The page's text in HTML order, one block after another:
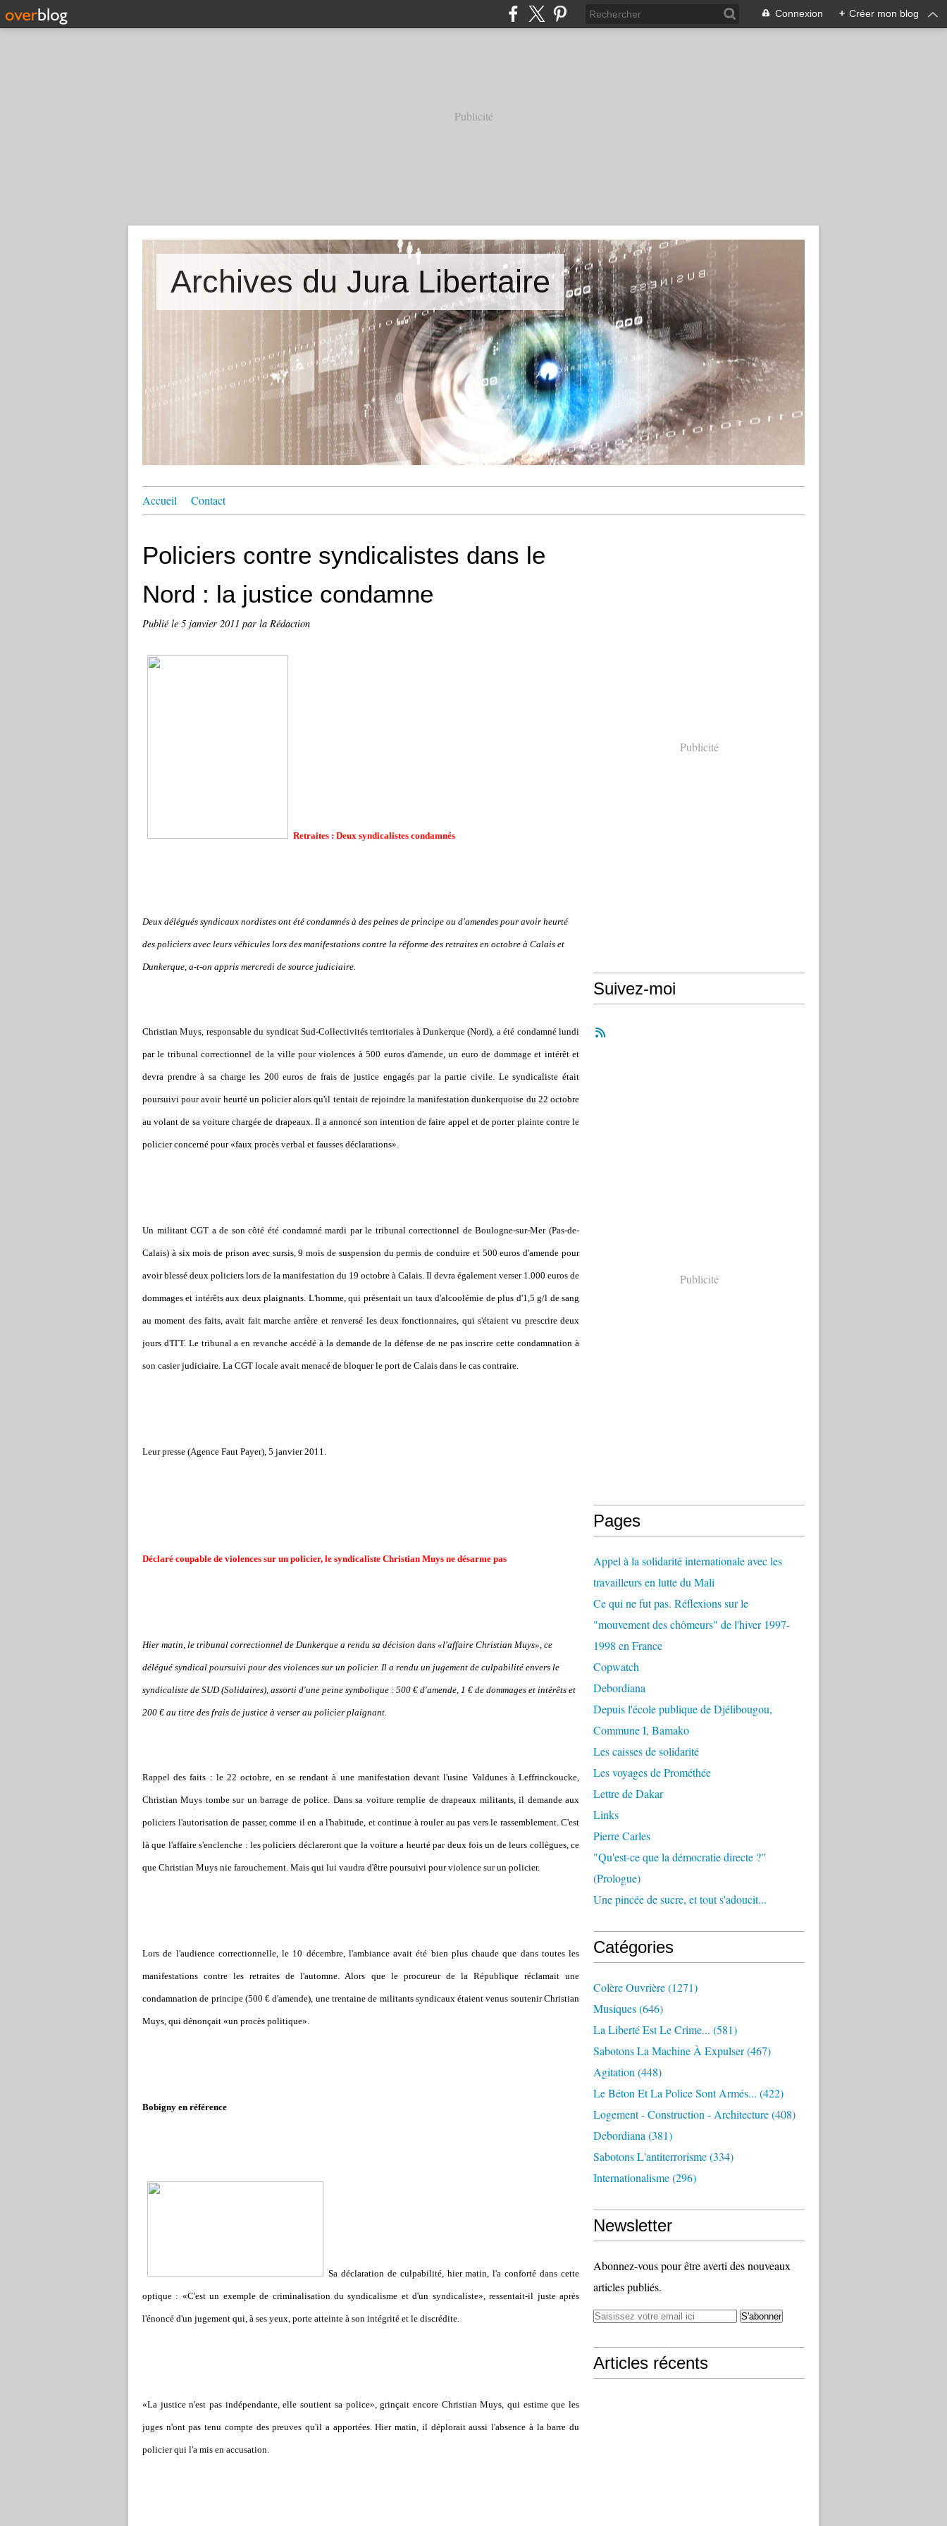
Connexion + Créer mon blog
Publicité
Archives du Jura Libertaire
Accueil Contact
Policiers contre syndicalistes dans le
Nord : la justice condamne
Publié le 5 janvier 2011 par la Rédaction
Retraites : Deux syndicalistes condamnés
Deux délégués syndicaux nordistes ont été condamnés à des peines de principe ou d'amendes pour avoir heurté
des policiers avec leurs véhicules lors des manifestations contre la réforme des retraites en octobre à Calais et
Dunkerque, a-t-on appris mercredi de source judiciaire.
Christian Muys, responsable du syndicat Sud-Collectivités territoriales à Dunkerque (Nord), a été condamné lundi
par le tribunal correctionnel de la ville pour violences à 500 euros d'amende, un euro de dommage et intérêt et
devra prendre à sa charge les 200 euros de frais de justice engagés par la partie civile. Le syndicaliste était
poursuivi pour avoir heurté un policier alors qu'il tentait de rejoindre la manifestation dunkerquoise du 22 octobre
au volant de sa voiture chargée de drapeaux. Il a annoncé son intention de faire appel et de porter plainte contre le
policier concerné pour «faux procès verbal et fausses déclarations».
Un militant CGT a de son côté été condamné mardi par le tribunal correctionnel de Boulogne-sur-Mer (Pas-de-
Calais) à six mois de prison avec sursis, 9 mois de suspension du permis de conduire et 500 euros d'amende pour
avoir blessé deux policiers lors de la manifestation du 19 octobre à Calais. Il devra également verser 1.000 euros de
dommages et intérêts aux deux plaignants. L'homme, qui présentait un taux d'alcoolémie de plus d'1,5 g/l de sang
au moment des faits, avait fait marche arrière et renversé les deux fonctionnaires, qui s'étaient vu prescrire deux
jours d'ITT. Le tribunal a en revanche accédé à la demande de la défense de ne pas inscrire cette condamnation à
son casier judiciaire. La CGT locale avait menacé de bloquer le port de Calais dans le cas contraire.
Leur presse (Agence Faut Payer), 5 janvier 2011.
Déclaré coupable de violences sur un policier, le syndicaliste Christian Muys ne désarme pas
Hier matin, le tribunal correctionnel de Dunkerque a rendu sa décision dans «l'affaire Christian Muys», ce
délégué syndical poursuivi pour des violences sur un policier. Il a rendu un jugement de culpabilité envers le
syndicaliste de SUD (Solidaires), assorti d'une peine symbolique : 500 € d'amende, 1 € de dommages et intérêts et
200 € au titre des frais de justice à verser au policier plaignant.
Rappel des faits : le 22 octobre, en se rendant à une manifestation devant l'usine Valdunes à Leffrinckoucke,
Christian Muys tombe sur un barrage de police. Dans sa voiture remplie de drapeaux militants, il demande aux
policiers l'autorisation de passer, comme il en a l'habitude, et continue à rouler au pas vers le rassemblement. C'est
là que l'affaire s'enclenche : les policiers déclareront que la voiture a heurté par deux fois un de leurs collègues, ce
que Christian Muys nie farouchement. Mais qui lui vaudra d'être poursuivi pour violence sur un policier.
Lors de l'audience correctionnelle, le 10 décembre, l'ambiance avait été bien plus chaude que dans toutes les
manifestations contre les retraites de l'automne. Alors que le procureur de la République réclamait une
condamnation de principe (500 € d'amende), une trentaine de militants syndicaux étaient venus soutenir Christian
Muys, qui dénonçait «un procès politique».
Bobigny en référence
Sa déclaration de culpabilité, hier matin, l'a conforté dans cette
optique : «C'est un exemple de criminalisation du syndicalisme et d'un syndicaliste», ressentait-il juste après
l'énoncé d'un jugement qui, à ses yeux, porte atteinte à son intégrité et le discrédite.
«La justice n'est pas indépendante, elle soutient sa police», grinçait encore Christian Muys, qui estime que les
juges n'ont pas tenu compte des preuves qu'il a apportées. Hier matin, il déplorait aussi l'absence à la barre du
policier qui l'a mis en accusation.
Publicité
Suivez-moi
Publicité
Pages
Appel à la solidarité internationale avec les
travailleurs en lutte du Mali
Ce qui ne fut pas. Réflexions sur le
"mouvement des chômeurs" de l'hiver 1997-
1998 en France
Copwatch
Debordiana
Depuis l'école publique de Djélibougou,
Commune I, Bamako
Les caisses de solidarité
Les voyages de Prométhée
Lettre de Dakar
Links
Pierre Carles
"Qu'est-ce que la démocratie directe ?"
(Prologue)
Une pincée de sucre, et tout s'adoucit...
Catégories
Colère Ouvrière(1271)
Musiques(646)
La Liberté Est Le Crime... (581)
Sabotons La Machine À Expulser(467)
Agitation (448)
Le Béton Et La Police Sont Armés... (422)
Logement - Construction - Architecture(408)
Debordiana (381)
Sabotons L'antiterrorisme(334)
Internationalisme(296)
Newsletter
Abonnez-vous pour être averti des nouveaux
articles publiés.
Articles récents